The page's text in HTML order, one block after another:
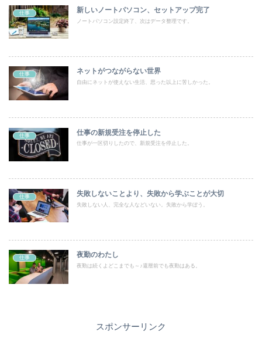
仕事 新しいノートパソコン、セットアップ完了
ノートパソコン設定終了、次はデータ整理です。
仕事 ネットがつながらない世界
自由にネットが使えない生活、思った以上に苦しかった。
仕事 仕事の新規受注を停止した
仕事が一区切りしたので、新規受注を停止した。
仕事 失敗しないことより、失敗から学ぶことが大切
失敗しない人、完全な人などいない。失敗から学ぼう。
仕事 夜勤のわたし
夜勤は続くよどこまでも～♪還暦前でも夜勤はある。
スポンサーリンク